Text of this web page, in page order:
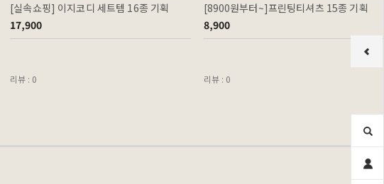
[실속쇼핑] 이지코디 세트템 16종 기획
17,900
리뷰 : 0
[8900원부터~]프린팅티셔츠 15종 기획
8,900
리뷰 : 0